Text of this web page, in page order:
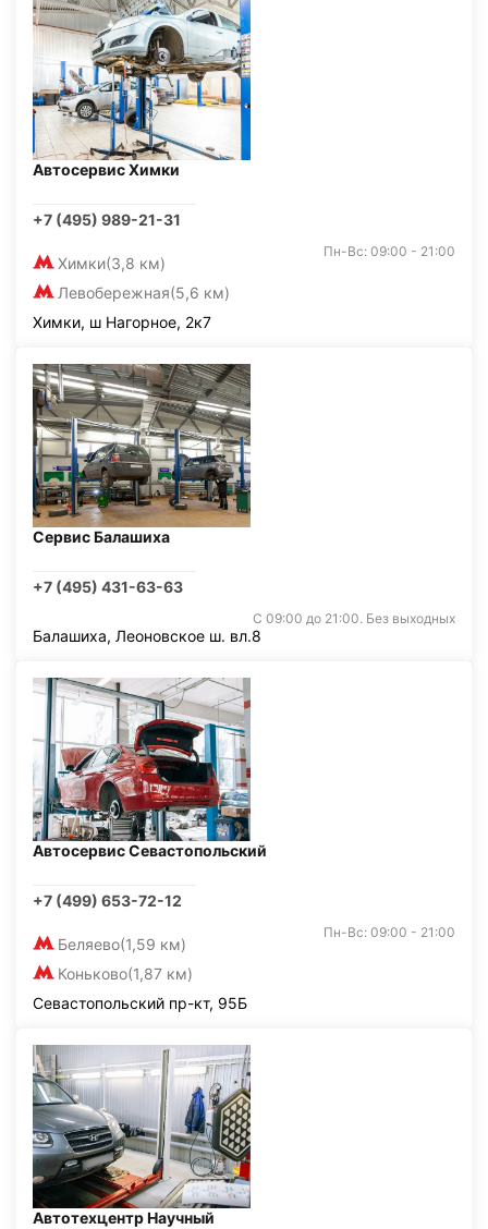
Автосервис Химки
+7 (495) 989-21-31
Химки(3,8 км)
Левобережная(5,6 км)
Пн-Вс: 09:00 - 21:00
Химки, ш Нагорное, 2к7
Сервис Балашиха
+7 (495) 431-63-63
С 09:00 до 21:00. Без выходных
Балашиха, Леоновское ш. вл.8
Автосервис Севастопольский
+7 (499) 653-72-12
Беляево(1,59 км)
Коньково(1,87 км)
Пн-Вс: 09:00 - 21:00
Севастопольский пр-кт, 95Б
Автотехцентр Научный